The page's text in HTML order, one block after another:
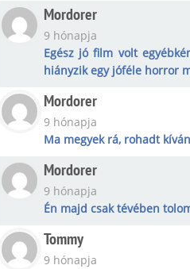
Mordorer
9 hónapja
Egész jó film volt
hiányzik egy jóféle horror
Mordorer
9 hónapja
Ma megyek rá, rohadt
Mordorer
9 hónapja
Én majd csak tévében
Tommy
9 hónapja